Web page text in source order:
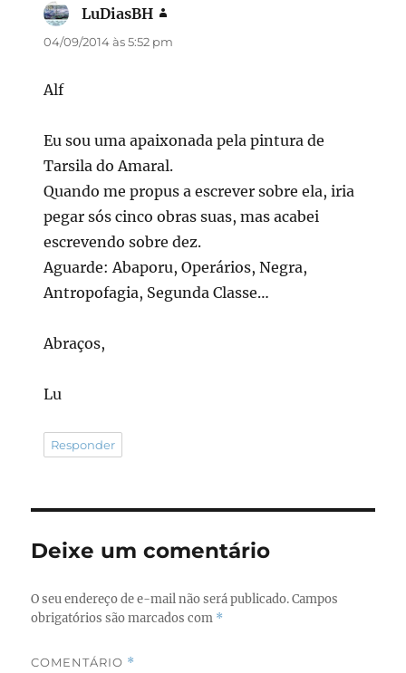
LuDiasBH
04/09/2014 às 5:52 pm
Alf
Eu sou uma apaixonada pela pintura de
Tarsila do Amaral.
Quando me propus a escrever sobre ela, iria
pegar sós cinco obras suas, mas acabei
escrevendo sobre dez.
Aguarde: Abaporu, Operários, Negra,
Antropofagia, Segunda Classe…
Abraços,
Lu
Responder
Deixe um comentário
O seu endereço de e-mail não será publicado. Campos
obrigatórios são marcados com *
COMENTÁRIO *